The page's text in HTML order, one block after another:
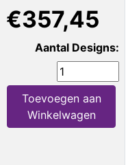
€357,45
Aantal Designs:
Toevoegen aan
Winkelwagen